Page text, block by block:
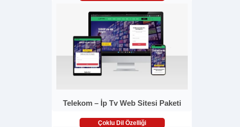
Telekom – İp Tv Web Sitesi Paketi
Çoklu Dil Özelliği